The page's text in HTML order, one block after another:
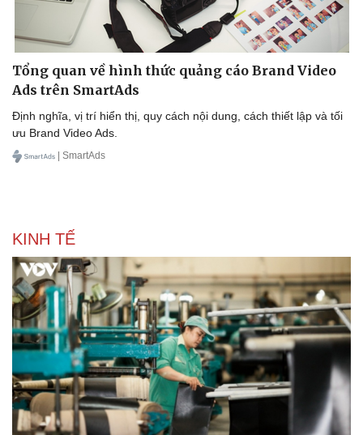
Tổng quan về hình thức quảng cáo Brand Video
Ads trên SmartAds
Định nghĩa, vị trí hiển thị, quy cách nội dung, cách thiết lập và tối
ưu Brand Video Ads.
| SmartAds
KINH TẾ